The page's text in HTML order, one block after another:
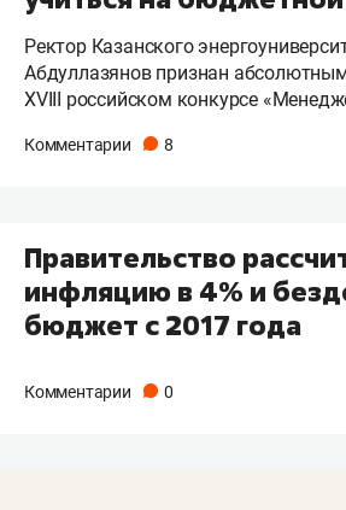
Ректор Казанского
Абдуллазянов признан
XVIII российском конкурсе
Комментарии 8
Правительство
инфляцию в 4% и
бюджет с 2017 года
Комментарии 0